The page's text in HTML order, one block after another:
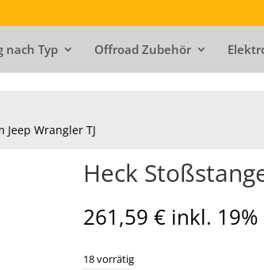
nach Typ Offroad Zubehör
Jeep Wrangler TJ
Heck
261,59 € inkl.
18 vorrätig